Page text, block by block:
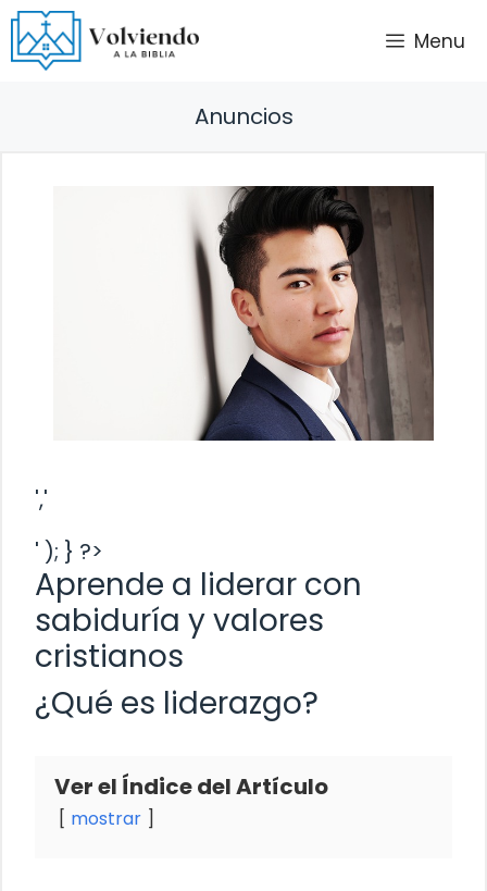
Saltar
al
contenido
Menu
Anuncios
','
' ); } ?>
Aprende a liderar con
sabiduría y valores
cristianos
¿Qué es liderazgo?
Ver el Índice del Artículo
mostrar